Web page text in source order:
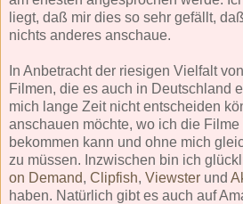
liegt, daß mir dies so sehr gefällt,
nichts anderes anschaue.
In Anbetracht der riesigen Vielfalt
Filmen, die es auch in Deutschland
mich lange Zeit nicht entscheiden
anschauen möchte, wo ich die
bekommen kann und ohne mich
zu müssen. Inzwischen bin ich
on Demand, Clipfish, Viewster und
haben. Natürlich gibt es auch auf